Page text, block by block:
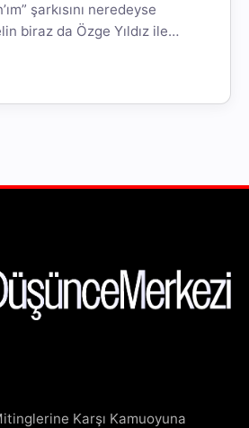
şarkısını neredeyse
biraz da Özge Yıldız ile
Karşı Kamuoyuna